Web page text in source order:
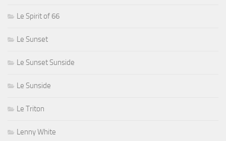
Le Spirit of 66
Le Sunset
Le Sunset Sunside
Le Sunside
Le Triton
Lenny White